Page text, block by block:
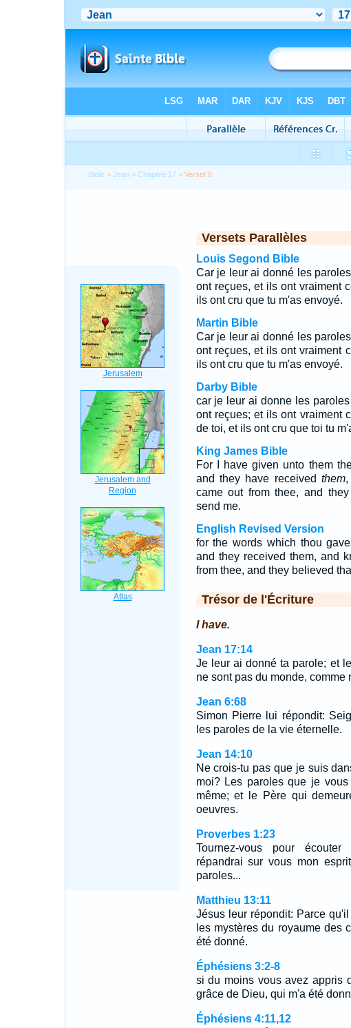
Bible >Jean >Chapitre 17 > Verset 8
Versets Parallèles
Louis Segond Bible
Car je leur ai donné les
ont reçues, et ils ont vraiment
ils ont cru que tu m'as envoyé.
Martin Bible
Car je leur ai donné les
ont reçues, et ils ont vraiment
ils ont cru que tu m'as envoyé.
Darby Bible
car je leur ai donne les
ont reçues; et ils ont vraiment
de toi, et ils ont cru que toi tu
King James Bible
For I have given unto them
and they have received them,
came out from thee, and
send me.
English Revised Version
for the words which thou
and they received them, and
from thee, and they believed
Trésor de l'Écriture
I have.
Jean 17:14
Je leur ai donné ta parole; et
ne sont pas du monde,
Jean 6:68
Simon Pierre lui répondit:
les paroles de la vie éternelle.
Jean 14:10
Ne crois-tu pas que je suis
moi? Les paroles que je
même; et le Père qui
oeuvres.
Proverbes 1:23
Tournez-vous pour
répandrai sur vous mon
paroles...
Matthieu 13:11
Jésus leur répondit: Parce
les mystères du royaume des
été donné.
Éphésiens 3:2-8
si du moins vous avez appris
grâce de Dieu, qui m'a été
Éphésiens 4:11,12